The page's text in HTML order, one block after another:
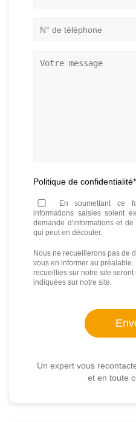
N°
Votre
Politique de confidentialité*
En soumettant ce
informations saisies soient
demande d'informations et
qui peut en découler.
Nous ne recueillerons pas de
vous en informer au
recueillies sur notre site
indiquées sur notre site.
Un expert vous
et en toute